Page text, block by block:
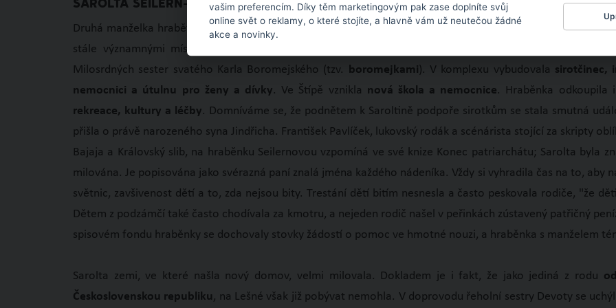
SAROLTA SEILERN-ASPANG, ROZENÁ HRABĚNKA Z WENCKHEIMU (*21.5.1860–†6.3.1946)
Druhá manželka hraběte Františka Josefa Seilerna bylaproslulá svou dobročinností a zbožností
.
stále významnými místy v kraji. Hraběnka se zasadila o vybudování
Milosrdných sester svatého Karla Boromejského (tzv. boromejkami). V komplexu vybudovala sirotčinec,
nemocnici a útulnu pro ženy a dívky. Ve Štípě vznikla nová škola a nemocnice. Hraběnka
rekreace, kultury a léčby. Domníváme se, že podnětem k Saroltině podpoře sirotkům se stala smutná
přišla o právě narozeného syna Jindřicha. František Pavlíček, lukovský rodák a scénárista stojící za skripty
Bajaja a Královský slib, na hraběnku Seilernovou vzpomíná ve své knize Konec patriarchátu; Sarolta byla
milována. Je popisována jako svérazná paní znalá jména každého nádeníka. Vždy si vyhradila čas na to,
světnic, zavšivenost dětí a to, zda nejsou bity. Trestání dětí bitím nesnesla a často peskovala rodiče, "že
Dětem z podzámčí také často chodívala za kmotru, a nejeden rodič našel v peřinkách zústavený patřičný
spisovém fondu hraběnky se dochovaly stovky žádostí o pomoc ve hmotné nouzi, a hraběnka s manželem
Sarolta zemi, ve které našla nový domov, velmi milovala. Dokladem je i fakt, že jako jediná z rodu
Československou republiku , na Lešné však již pobývat nemohla. V doprovodu řeholní sestry Devoty se
vašim preferencím. Díky těm marketingovým pak zase doplníte svůj
online svět o reklamy, o které stojíte, a hlavně vám už neutečou žádné
akce a novinky.